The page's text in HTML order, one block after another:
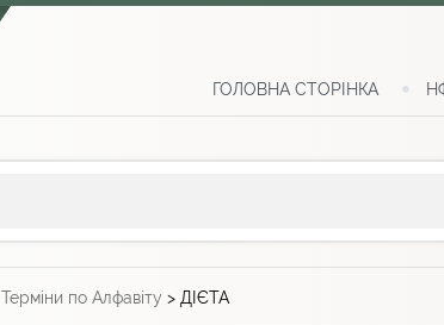
ГОЛОВНА СТОРІНКА
Терміни по Алфавіту > ДІЄТА